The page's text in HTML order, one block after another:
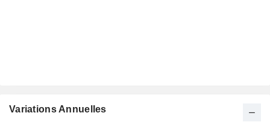
Variations Annuelles